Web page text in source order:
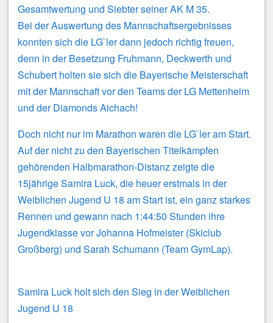
Gesamtwertung und Siebter seiner AK M 35.
Bei der Auswertung des Mannschaftsergebnisses
konnten sich die LG`ler dann jedoch richtig freuen,
denn in der Besetzung Fruhmann, Deckwerth und
Schubert holten sie sich die Bayerische Meisterschaft
mit der Mannschaft vor den Teams der LG Mettenheim
und der Diamonds Aichach!
Doch nicht nur im Marathon waren die LG`ler am Start.
Auf der nicht zu den Bayerischen Titelkämpfen
gehörenden Halbmarathon-Distanz zeigte die
15jährige Samira Luck, die heuer erstmals in der
Weiblichen Jugend U 18 am Start ist, ein ganz starkes
Rennen und gewann nach 1:44:50 Stunden ihre
Jugendklasse vor Johanna Hofmeister (Skiclub
Großberg) und Sarah Schumann (Team GymLap).
Samira Luck holt sich den Sieg in der Weiblichen
Jugend U 18